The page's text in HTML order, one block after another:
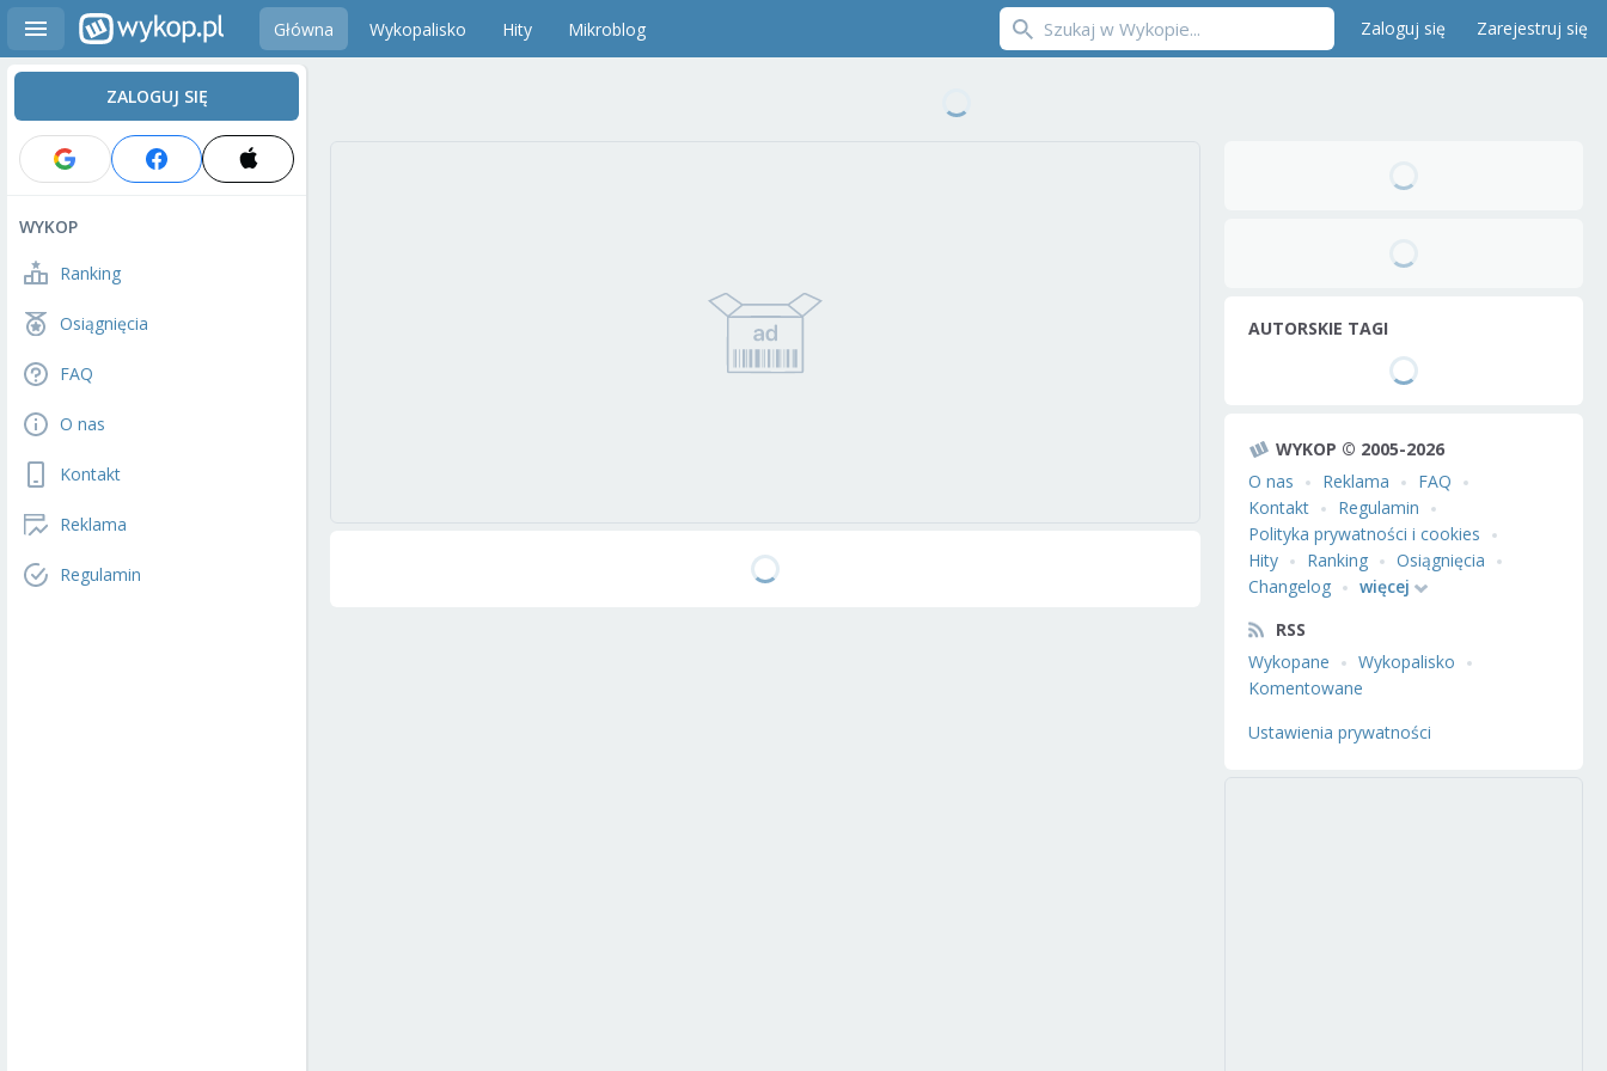
Główna Wykopalisko Hity Mikroblog Zaloguj się Zarejestruj się
ZALOGUJ SIĘ
WYKOP
Ranking
Osiągnięcia
FAQ
O nas
Kontakt
Reklama
Regulamin
AUTORSKIE TAGI
WYKOP © 2005-2026
O nas
Reklama
FAQ
Kontakt
Regulamin
Polityka prywatności i cookies
Hity
Ranking
Osiągnięcia
Changelog
więcej
RSS
Wykopane
Wykopalisko
Komentowane
Ustawienia prywatności